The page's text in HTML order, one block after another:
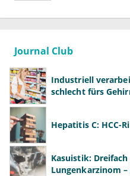
Journal Club
Industriell
schlecht fürs
Hepatitis C: HCC-
Kasuistik:
Lungenkarzinom